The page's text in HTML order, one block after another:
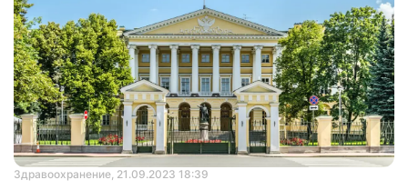
вошли директор Территориального Фонда ОМС Санкт-
Петербурга Константин Звоник, директор Медицинского
информационно-аналитического центра Аркадий Язенок, а
также специалисты МИАЦ.
Здравоохранение, 21.09.2023 18:39